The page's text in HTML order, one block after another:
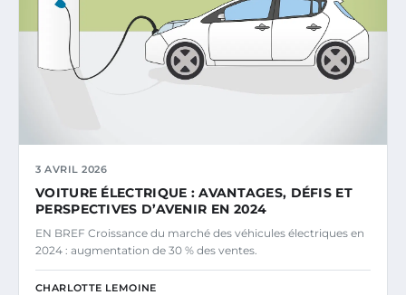
3 AVRIL 2026
VOITURE ÉLECTRIQUE : AVANTAGES, DÉFIS ET
PERSPECTIVES D’AVENIR EN 2024
EN BREF Croissance du marché des véhicules électriques en
2024 : augmentation de 30 % des ventes.
CHARLOTTE LEMOINE